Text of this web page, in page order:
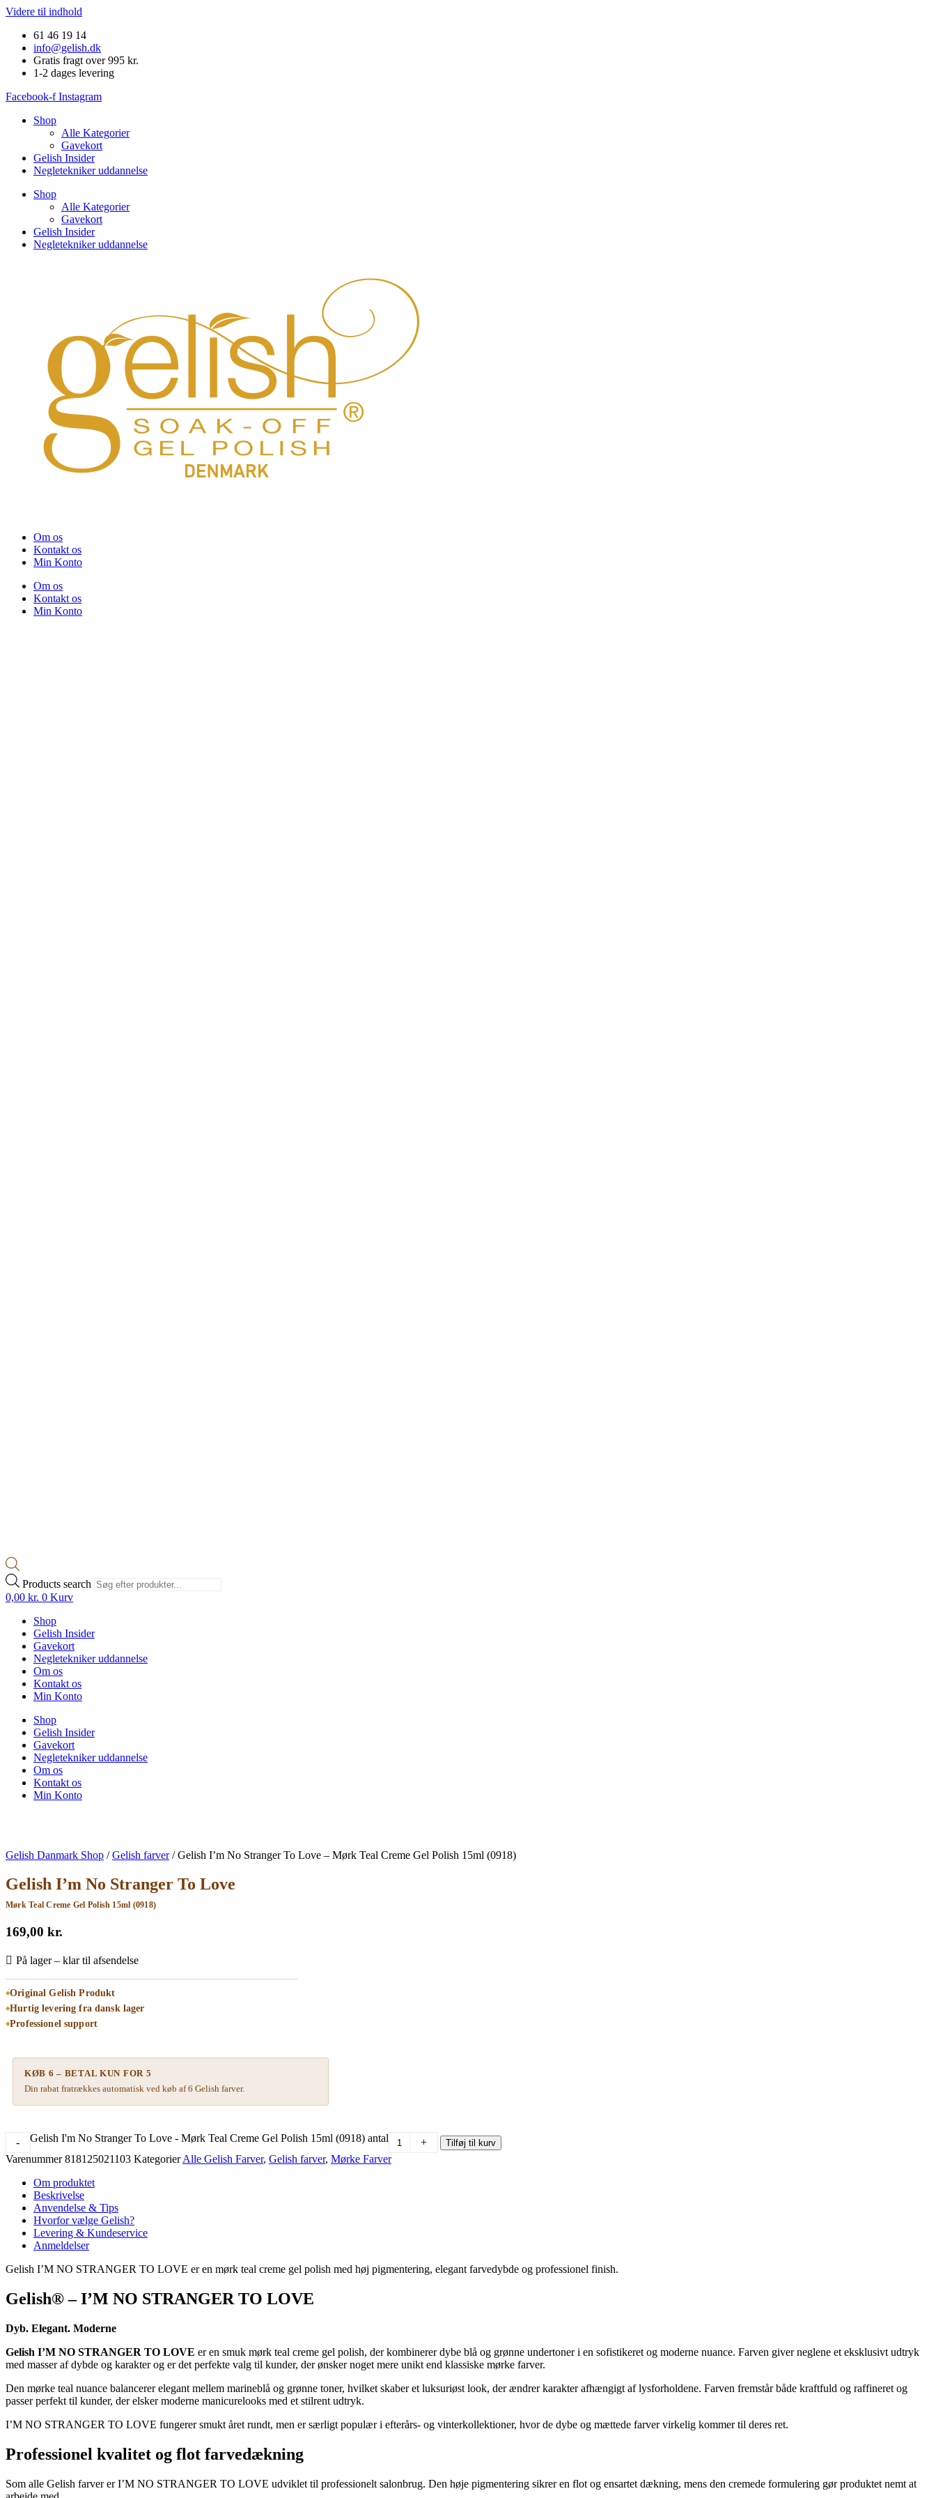
Videre til indhold
61 46 19 14
info@gelish.dk
Gratis fragt over 995 kr.
1-2 dages levering
Facebook-f Instagram
Shop
Alle Kategorier
Gavekort
Gelish Insider
Negletekniker uddannelse
Shop
Alle Kategorier
Gavekort
Gelish Insider
Negletekniker uddannelse
Om os
Kontakt os
Min Konto
Om os
Kontakt os
Min Konto
Products search
0,00 kr. 0 Kurv
Shop
Gelish Insider
Gavekort
Negletekniker uddannelse
Om os
Kontakt os
Min Konto
Shop
Gelish Insider
Gavekort
Negletekniker uddannelse
Om os
Kontakt os
Min Konto
Gelish Danmark Shop /Gelish farver/Gelish I’m No Stranger To Love – Mørk Teal Creme Gel Polish 15ml (0918)
Gelish I’m No Stranger To Love
Mørk Teal Creme Gel Polish 15ml (0918)
169,00 kr.
På lager – klar til afsendelse
Original Gelish Produkt
Hurtig levering fra dansk lager
Professionel support
KØB 6 – BETAL KUN FOR 5
Din rabat fratrækkes automatisk ved køb af 6 Gelish farver.
- Gelish I'm No Stranger To Love - Mørk Teal Creme Gel Polish 15ml (0918) antal + Tilføj til kurv
Varenummer818125021103 Kategorier Alle Gelish Farver, Gelish farver, Mørke Farver
Om produktet
Beskrivelse
Anvendelse & Tips
Hvorfor vælge Gelish?
Levering & Kundeservice
Anmeldelser
Gelish I’M NO STRANGER TO LOVE er en mørk teal creme gel polish med høj pigmentering, elegant farvedybde og professionel finish.
Gelish® – I’M NO STRANGER TO LOVE
Dyb. Elegant. Moderne
Gelish I’M NO STRANGER TO LOVE er en smuk mørk teal creme gel polish, der kombinerer dybe blå og grønne undertoner i en sofistikeret og moderne nuance. Farven giver neglene et eksklusivt udtryk
med masser af dybde og karakter og er det perfekte valg til kunder, der ønsker noget mere unikt end klassiske mørke farver.
Den mørke teal nuance balancerer elegant mellem marineblå og grønne toner, hvilket skaber et luksuriøst look, der ændrer karakter afhængigt af lysforholdene. Farven fremstår både kraftfuld og raffineret og
passer perfekt til kunder, der elsker moderne manicurelooks med et stilrent udtryk.
I’M NO STRANGER TO LOVE fungerer smukt året rundt, men er særligt populær i efterårs- og vinterkollektioner, hvor de dybe og mættede farver virkelig kommer til deres ret.
Professionel kvalitet og flot farvedækning
Som alle Gelish farver er I’M NO STRANGER TO LOVE udviklet til professionelt salonbrug. Den høje pigmentering sikrer en flot og ensartet dækning, mens den cremede formulering gør produktet nemt at